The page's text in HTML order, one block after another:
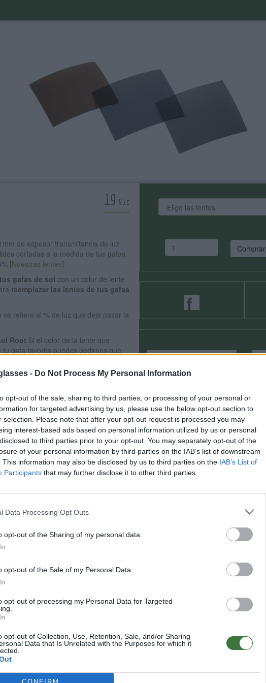
- Do Not Process My Personal Information
opt-out of the sale, sharing to third parties, or processing of your personal or
for targeted advertising by us, please use the below opt-out section to
selection. Please note that after your opt-out request is processed you may
interest-based ads based on personal information utilized by us or personal
to third parties prior to your opt-out. You may separately opt-out of the
of your personal information by third parties on the IAB’s list of downstream
This information may also be disclosed by us to third parties on the IAB’s List of
Participants that may further disclose it to other third parties.
Data Processing Opt Outs
opt-out of the Sharing of my personal data.
opt-out of the Sale of my Personal Data.
opt-out of processing my Personal Data for Targeted
opt-out of Collection, Use, Retention, Sale, and/or Sharing
Data that Is Unrelated with the Purposes for which it
CONFIRM
19 .95€
de espesor transmitancia de luz
cortadas a la medida de tus gafas.
[Nuestras lentes]
gafas de sol con un color de lente
reemplazar las lentes de tus gafas
refiere al % de luz que deja pasar la
Root Si el color de la lente que
gafa favorita puedes pedirnos que
en la gafa que hayas
seleccionado aquí montadas.
la gafa)
Root que tengas. Si ya tienes unas
deteriorado, rayado, o por
el color de las lentes que prefieras
indicando el modelo de gafa al que
grabado en el interior de la patilla
las lentes a la medida de cada gafa.
el número de tu pedido de esta
compra (en el caso) se utilizará para
BAMBOO son frágiles y al
tu opción es la 2 y esto sucediera
una montura nueva. El
a 15:00) -info@rootsunglasses.com
Comprar